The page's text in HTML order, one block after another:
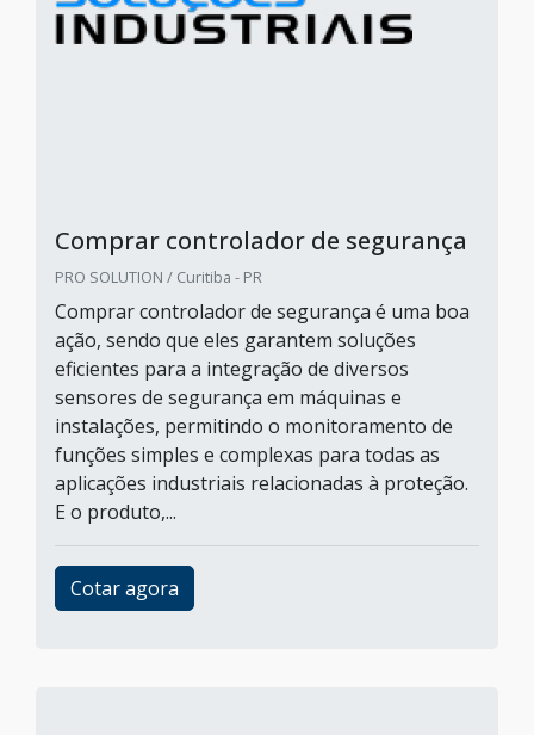
Comprar controlador de segurança
PRO SOLUTION / Curitiba - PR
Comprar controlador de segurança é uma boa
ação, sendo que eles garantem soluções
eficientes para a integração de diversos
sensores de segurança em máquinas e
instalações, permitindo o monitoramento de
funções simples e complexas para todas as
aplicações industriais relacionadas à proteção.
E o produto,...
Cotar agora